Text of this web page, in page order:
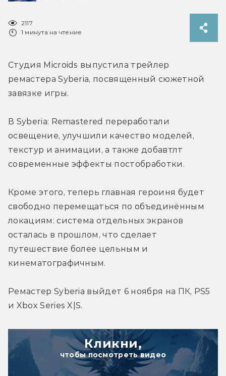
2117
1 минута на чтение
Студия Microids выпустила трейлер
ремастера Syberia, посвященный сюжетной
завязке игры.
В Syberia: Remastered переработали
освещение, улучшили качество моделей,
текстур и анимации, а также добавтлт
современные эффекты постобработки.
Кроме этого, теперь главная героиня будет
свободно перемещаться по объединённым
локациям: система отдельных экранов
осталась в прошлом, что сделает
путешествие более цельным и
кинематографичным.
Ремастер Syberia выйдет 6 ноября на ПК, PS5
и Xbox Series X|S.
Кликни,
чтобы посмотреть видео